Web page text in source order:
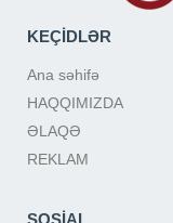
KEÇİDLƏR
Ana səhifə
HAQQIMIZDA
ƏLAQƏ
REKLAM
SOSİAL